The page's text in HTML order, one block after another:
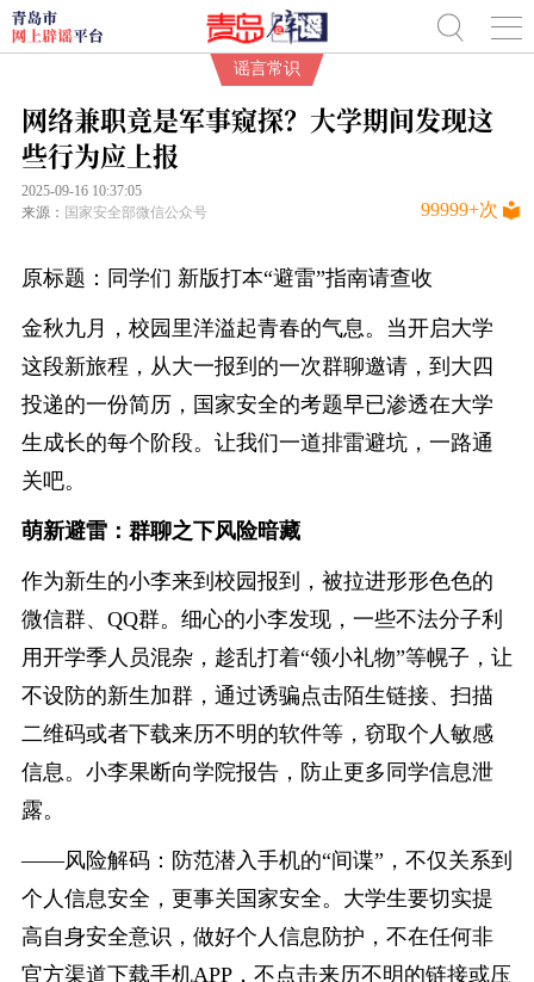
网络兼职竟是军事窥探？大学期间发现这
些行为应上报
2025-09-16 10:37:05
来源： 国家安全部微信公众号 99999+次
原标题：同学们 新版打本“避雷”指南请查收
金秋九月，校园里洋溢起青春的气息。当开启大学
这段新旅程，从大一报到的一次群聊邀请，到大四
投递的一份简历，国家安全的考题早已渗透在大学
生成长的每个阶段。让我们一道排雷避坑，一路通
关吧。
萌新避雷：群聊之下风险暗藏
作为新生的小李来到校园报到，被拉进形形色色的
微信群、QQ群。细心的小李发现，一些不法分子利
用开学季人员混杂，趁乱打着“领小礼物”等幌子，让
不设防的新生加群，通过诱骗点击陌生链接、扫描
二维码或者下载来历不明的软件等，窃取个人敏感
信息。小李果断向学院报告，防止更多同学信息泄
露。
——风险解码：防范潜入手机的“间谍”，不仅关系到
个人信息安全，更事关国家安全。大学生要切实提
高自身安全意识，做好个人信息防护，不在任何非
官方渠道下载手机APP，不点击来历不明的链接或压
谣言常识